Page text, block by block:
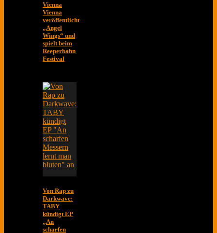
Vienna
Vienna
veröffentlicht
„Angel
Wings“ und
spielt beim
Reeperbahn
Festival
Von Rap zu
Darkwave:
TABY
kündigt EP
„An
scharfen